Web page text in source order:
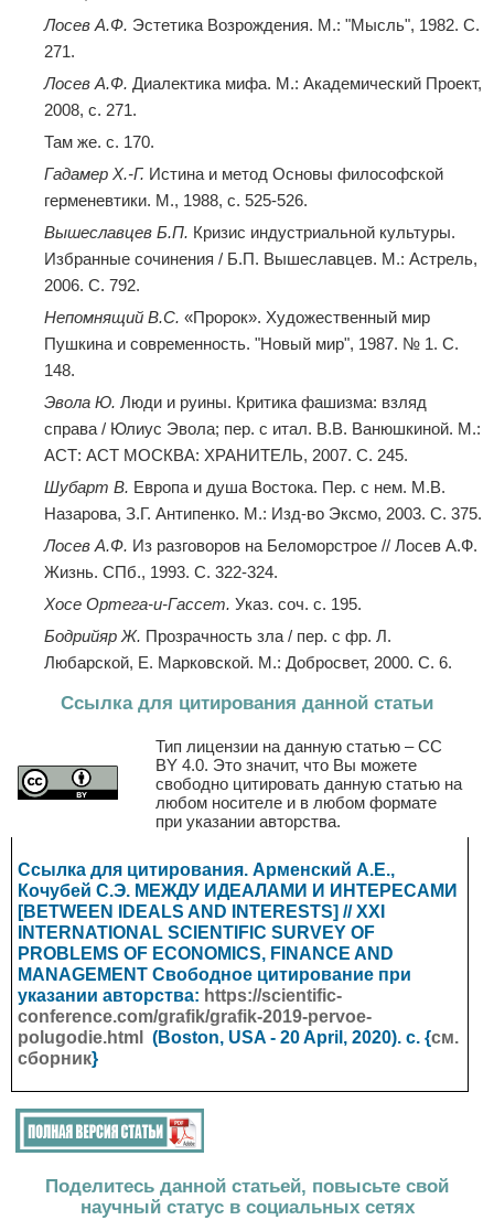
Лосев А.Ф. Эстетика Возрождения. М.: "Мысль", 1982. С.
271.
Лосев А.Ф. Диалектика мифа. М.: Академический Проект,
2008, с. 271.
Там же. с. 170.
Гадамер Х.-Г. Истина и метод Основы философской
герменевтики. М., 1988, с. 525-526.
Вышеславцев Б.П. Кризис индустриальной культуры.
Избранные сочинения / Б.П. Вышеславцев. М.: Астрель,
2006. С. 792.
Непомнящий В.С. «Пророк». Художественный мир
Пушкина и современность. "Новый мир", 1987. № 1. С.
148.
Эвола Ю. Люди и руины. Критика фашизма: взляд
справа / Юлиус Эвола; пер. с итал. В.В. Ванюшкиной. М.:
АСТ: АСТ МОСКВА: ХРАНИТЕЛЬ, 2007. С. 245.
Шубарт В. Европа и душа Востока. Пер. с нем. М.В.
Назарова, З.Г. Антипенко. М.: Изд-во Эксмо, 2003. С. 375.
Лосев А.Ф. Из разговоров на Беломорстрое // Лосев А.Ф.
Жизнь. СПб., 1993. С. 322-324.
Хосе Ортега-и-Гассет. Указ. соч. с. 195.
Бодрийяр Ж. Прозрачность зла / пер. с фр. Л.
Любарской, Е. Марковской. М.: Добросвет, 2000. С. 6.
Ссылка для цитирования данной статьи
Тип лицензии на данную статью – CC
BY 4.0. Это значит, что Вы можете
свободно цитировать данную статью на
любом носителе и в любом формате
при указании авторства.
Ссылка для цитирования. Арменский А.Е.,
Кочубей С.Э. МЕЖДУ ИДЕАЛАМИ И ИНТЕРЕСАМИ
[BETWEEN IDEALS AND INTERESTS] // XXI
INTERNATIONAL SCIENTIFIC SURVEY OF
PROBLEMS OF ECONOMICS, FINANCE AND
MANAGEMENT Свободное цитирование при
указании авторства: https://scientific-
conference.com/grafik/grafik-2019-pervoe-
polugodie.html
(Boston, USA - 20 April, 2020). с. {см.
сборник}
Поделитесь данной статьей, повысьте свой
научный статус в социальных сетях